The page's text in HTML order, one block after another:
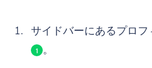
サイドバーにあるプロ
1 。